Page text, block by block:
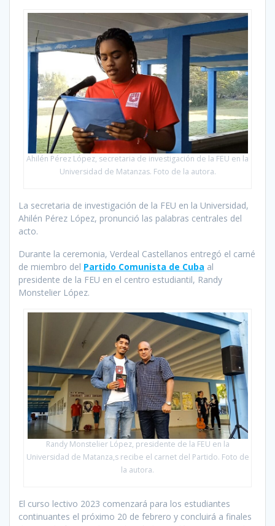
Ahilén Pérez López, secretaria de investigación de la FEU en la
Universidad de Matanzas. Foto de la autora.
La secretaria de investigación de la FEU en la Universidad,
Ahilén Pérez López, pronunció las palabras centrales del
acto.
Durante la ceremonia, Verdeal Castellanos entregó el carné
de miembro del Partido Comunista de Cuba al
presidente de la FEU en el centro estudiantil, Randy
Monstelier López.
Randy Monstelier López, presidente de la FEU en la
Universidad de Matanza,s recibe el carnet del Partido. Foto de
la autora.
El curso lectivo 2023 comenzará para los estudiantes
continuantes el próximo 20 de febrero y concluirá a finales